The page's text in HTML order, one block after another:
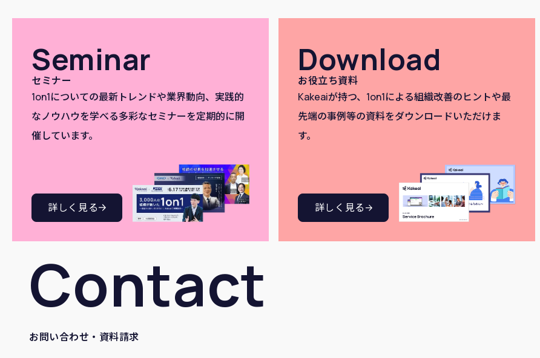
Seminar
セミナー
1on1についての最新トレンドや業界動向、実践的
なノウハウを学べる多彩なセミナーを定期的に開
催しています。
詳しく見る
Download
お役立ち資料
Kakeaiが持つ、1on1による組織改善のヒントや最
先端の事例等の資料をダウンロードいただけま
す。
詳しく見る
Contact
お問い合わせ・資料請求